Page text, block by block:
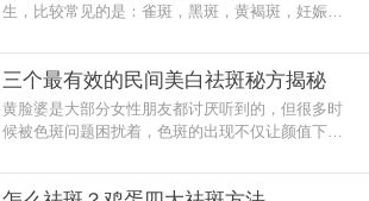
生，比较常见的是：雀斑，黑斑，黄褐斑，妊娠斑
大家都要除之而后快。
三个最有效的民间美白祛斑秘方揭秘
黄脸婆是大部分女性朋友都讨厌听到的，但很多时
候被色斑问题困扰着，色斑的出现不仅让颜值下
脸婆